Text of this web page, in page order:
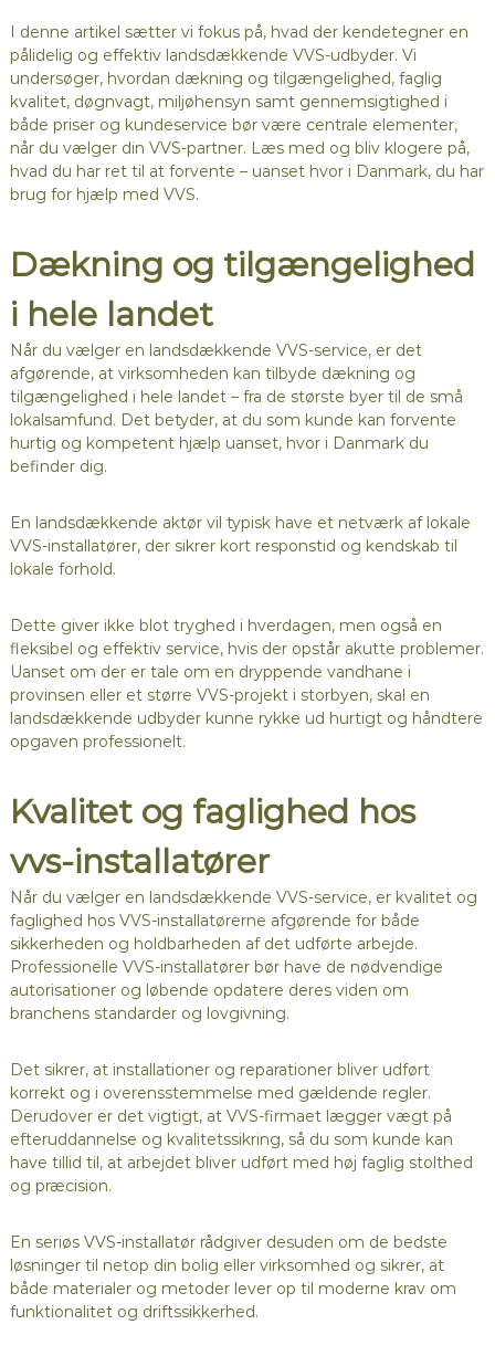
I denne artikel sætter vi fokus på, hvad der kendetegner en
pålidelig og effektiv landsdækkende VVS-udbyder. Vi
undersøger, hvordan dækning og tilgængelighed, faglig
kvalitet, døgnvagt, miljøhensyn samt gennemsigtighed i
både priser og kundeservice bør være centrale elementer,
når du vælger din VVS-partner. Læs med og bliv klogere på,
hvad du har ret til at forvente – uanset hvor i Danmark, du har
brug for hjælp med VVS.
Dækning og tilgængelighed
i hele landet
Når du vælger en landsdækkende VVS-service, er det
afgørende, at virksomheden kan tilbyde dækning og
tilgængelighed i hele landet – fra de største byer til de små
lokalsamfund. Det betyder, at du som kunde kan forvente
hurtig og kompetent hjælp uanset, hvor i Danmark du
befinder dig.
En landsdækkende aktør vil typisk have et netværk af lokale
VVS-installatører, der sikrer kort responstid og kendskab til
lokale forhold.
Dette giver ikke blot tryghed i hverdagen, men også en
fleksibel og effektiv service, hvis der opstår akutte problemer.
Uanset om der er tale om en dryppende vandhane i
provinsen eller et større VVS-projekt i storbyen, skal en
landsdækkende udbyder kunne rykke ud hurtigt og håndtere
opgaven professionelt.
Kvalitet og faglighed hos
vvs-installatører
Når du vælger en landsdækkende VVS-service, er kvalitet og
faglighed hos VVS-installatørerne afgørende for både
sikkerheden og holdbarheden af det udførte arbejde.
Professionelle VVS-installatører bør have de nødvendige
autorisationer og løbende opdatere deres viden om
branchens standarder og lovgivning.
Det sikrer, at installationer og reparationer bliver udført
korrekt og i overensstemmelse med gældende regler.
Derudover er det vigtigt, at VVS-firmaet lægger vægt på
efteruddannelse og kvalitetssikring, så du som kunde kan
have tillid til, at arbejdet bliver udført med høj faglig stolthed
og præcision.
En seriøs VVS-installatør rådgiver desuden om de bedste
løsninger til netop din bolig eller virksomhed og sikrer, at
både materialer og metoder lever op til moderne krav om
funktionalitet og driftssikkerhed.